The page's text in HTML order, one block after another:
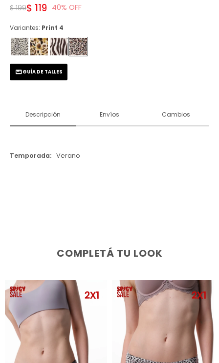
$ 119
$ 199 40
Variantes: Print 4
GUÍA DE TALLES
Descripción Envíos Cambios
Temporada Verano
COMPLETÁ TU LOOK